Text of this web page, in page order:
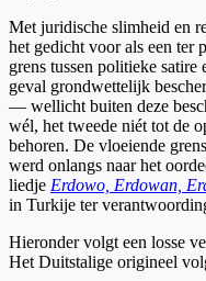
Met juridische slimheid en
het gedicht voor als een ter
grens tussen politieke
geval grondwettelijk
— wellicht buiten deze
wél, het tweede niét tot de
behoren. De vloeiende
werd onlangs naar het
liedje Erdowo, Erdowan,
in Turkije ter
Hieronder volgt een losse
Het Duitstalige origineel